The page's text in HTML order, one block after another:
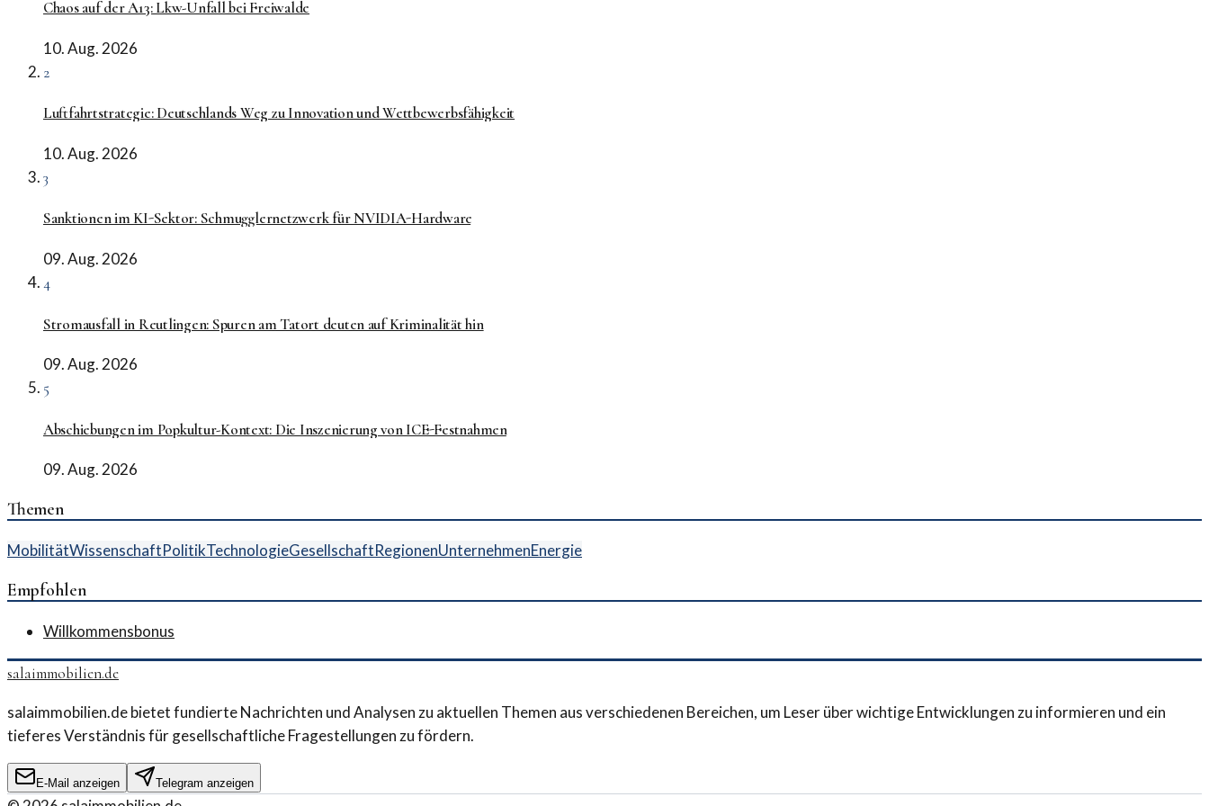
Chaos auf der A13: Lkw-Unfall bei Freiwalde
10. Aug. 2026
2
Luftfahrtstrategie: Deutschlands Weg zu Innovation und Wettbewerbsfähigkeit
10. Aug. 2026
3
Sanktionen im KI-Sektor: Schmugglernetzwerk für NVIDIA-Hardware
09. Aug. 2026
4
Stromausfall in Reutlingen: Spuren am Tatort deuten auf Kriminalität hin
09. Aug. 2026
5
Abschiebungen im Popkultur-Kontext: Die Inszenierung von ICE-Festnahmen
09. Aug. 2026
Themen
MobilitätWissenschaftPolitikTechnologieGesellschaftRegionenUnternehmenEnergie
Empfohlen
Willkommensbonus
salaimmobilien.de
salaimmobilien.de bietet fundierte Nachrichten und Analysen zu aktuellen Themen aus verschiedenen Bereichen, um Leser über wichtige Entwicklungen zu informieren und ein
tieferes Verständnis für gesellschaftliche Fragestellungen zu fördern.
E-Mail anzeigen Telegram anzeigen